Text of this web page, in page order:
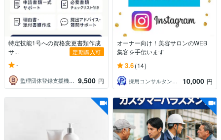
特定技能1号への資格変更書類作成
サ...
定期購入可
-
監理団体登録支援機関業務サポート 9,500 円
オーナー向け！美容サロンのWEB
集客を手伝います
3.6(14)
採用コンサルタント山之口｜メッセージ歓迎 10,000 円